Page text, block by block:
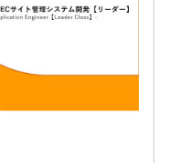
手〜ベテランまで幅
発ですが、MFP開発